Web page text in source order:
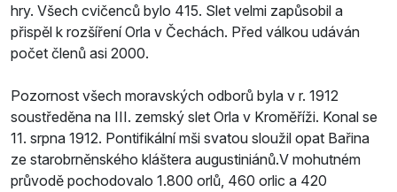
hry. Všech cvičenců bylo 415. Slet velmi zapůsobil a
přispěl k rozšíření Orla v Čechách. Před válkou udáván
počet členů asi 2000.
Pozornost všech moravských odborů byla v r. 1912
soustředěna na III. zemský slet Orla v Kroměříži. Konal se
11. srpna 1912. Pontifikální mši svatou sloužil opat Bařina
ze starobrněnského kláštera augustiniánů.V mohutném
průvodě pochodovalo 1.800 orlů, 460 orlic a 420